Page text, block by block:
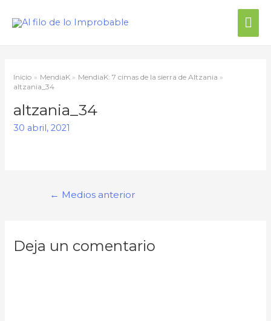
Inicio MendiaK
MendiaK: 7 cimas de la sierra de Altzania
altzania_34
altzania_34
30 abril, 2021
Navegación
← Medios anterior
Deja un comentario